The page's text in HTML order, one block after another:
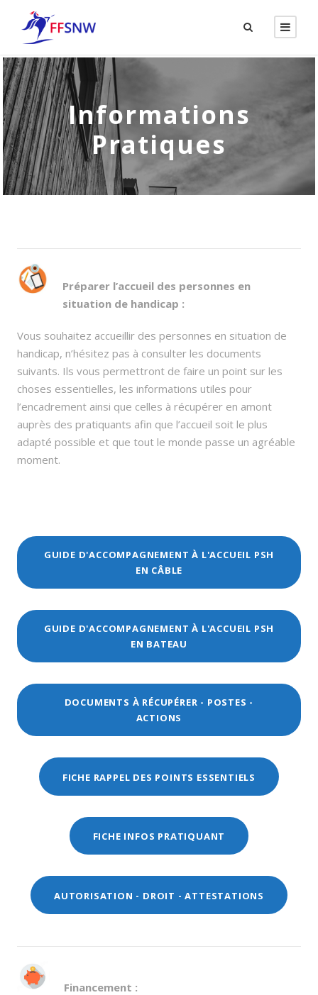
Informations
Pratiques
Préparer l’accueil des personnes en
situation de handicap :
Vous souhaitez accueillir des personnes en situation de
handicap, n’hésitez pas à consulter les documents
suivants. Ils vous permettront de faire un point sur les
choses essentielles, les informations utiles pour
l’encadrement ainsi que celles à récupérer en amont
auprès des pratiquants afin que l’accueil soit le plus
adapté possible et que tout le monde passe un agréable
moment.
GUIDE D'ACCOMPAGNEMENT À L'ACCUEIL PSH
EN CÂBLE
GUIDE D'ACCOMPAGNEMENT À L'ACCUEIL PSH
EN BATEAU
DOCUMENTS À RÉCUPÉRER - POSTES -
ACTIONS
FICHE RAPPEL DES POINTS ESSENTIELS
FICHE INFOS PRATIQUANT
AUTORISATION - DROIT - ATTESTATIONS
Financement :